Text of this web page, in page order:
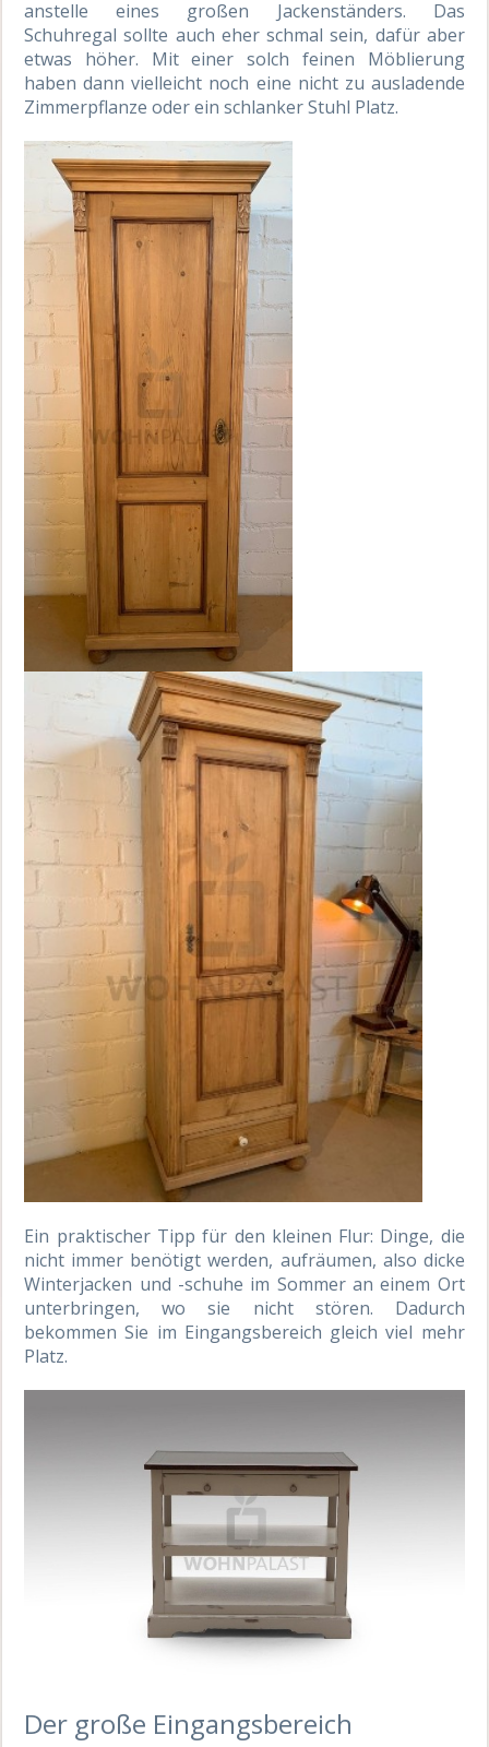
anstelle eines großen Jackenständers. Das
Schuhregal sollte auch eher schmal sein, dafür aber
etwas höher. Mit einer solch feinen Möblierung
haben dann vielleicht noch eine nicht zu ausladende
Zimmerpflanze oder ein schlanker Stuhl Platz.
Ein praktischer Tipp für den kleinen Flur: Dinge, die
nicht immer benötigt werden, aufräumen, also dicke
Winterjacken und -schuhe im Sommer an einem Ort
unterbringen, wo sie nicht stören. Dadurch
bekommen Sie im Eingangsbereich gleich viel mehr
Platz.
Der große Eingangsbereich